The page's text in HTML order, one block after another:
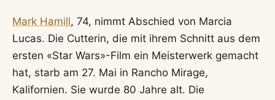
Mark Hamill, 74, nimmt Abschied von Marcia
Lucas. Die Cutterin, die mit ihrem Schnitt aus dem
ersten «Star Wars»-Film ein Meisterwerk gemacht
hat, starb am 27. Mai in Rancho Mirage,
Kalifornien. Sie wurde 80 Jahre alt. Die